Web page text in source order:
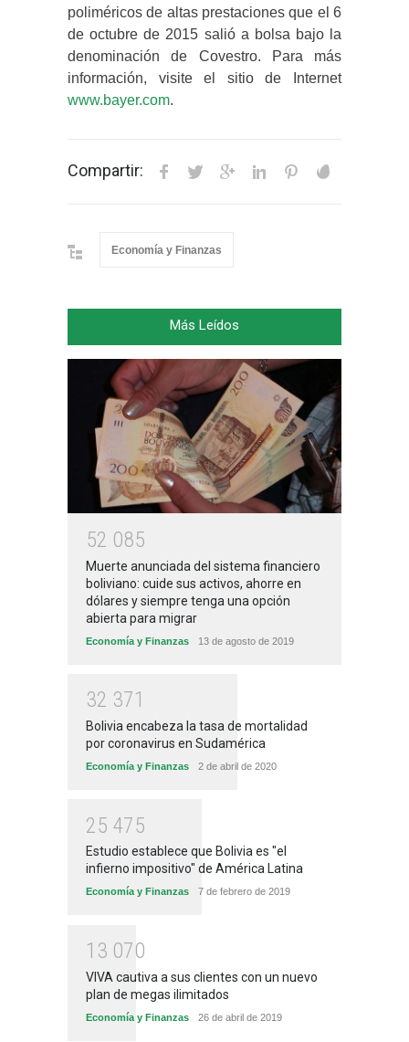
poliméricos de altas prestaciones que el 6
de octubre de 2015 salió a bolsa bajo la
denominación de Covestro. Para más
información, visite el sitio de Internet
www.bayer.com.
Compartir:
Economía y Finanzas
Más Leídos
52 085
Muerte anunciada del sistema financiero
boliviano: cuide sus activos, ahorre en
dólares y siempre tenga una opción
abierta para migrar
Economía y Finanzas 13 de agosto de 2019
32 371
Bolivia encabeza la tasa de mortalidad
por coronavirus en Sudamérica
Economía y Finanzas 2 de abril de 2020
25 475
Estudio establece que Bolivia es "el
infierno impositivo" de América Latina
Economía y Finanzas 7 de febrero de 2019
1 3 070
VIVA cautiva a sus clientes con un nuevo
plan de megas ilimitados
Economía y Finanzas 26 de abril de 2019